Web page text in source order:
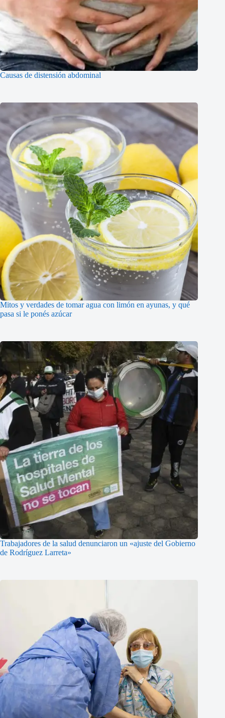
Causas de distensión abdominal
Mitos y verdades de tomar agua con limón en ayunas, y qué
pasa si le ponés azúcar
Trabajadores de la salud denunciaron un «ajuste del Gobierno
de Rodríguez Larreta»